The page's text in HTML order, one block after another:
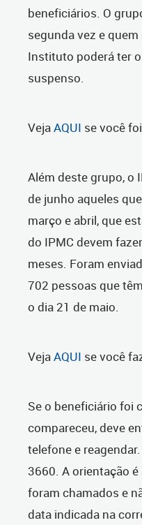
beneficiários. O
segunda vez e
Instituto poderá ter
suspenso.
VejaAQUI se você
Além deste grupo, o
de junho aqueles
março e abril, que
do IPMC devem
meses. Foram
702 pessoas que
o dia 21 de maio.
VejaAQUI se você
Se o beneficiário foi
compareceu, deve
telefone e
3660. A orientação
foram chamados e
data indicada na